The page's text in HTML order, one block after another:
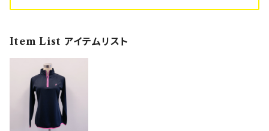
Item List アイテムリスト